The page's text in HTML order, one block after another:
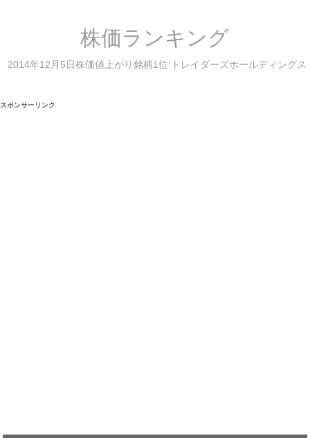
株価ランキング
2014年12月5日株価値上がり銘柄1位:トレイダーズホールディングス
スポンサーリンク